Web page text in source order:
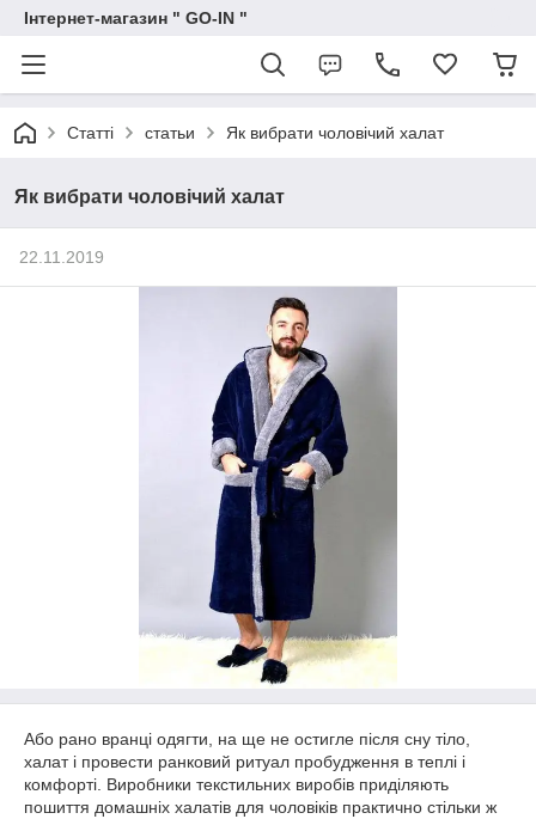
Інтернет-магазин " GO-IN "
Статті статьи Як вибрати чоловічий халат
Як вибрати чоловічий халат
22.11.2019
Або рано вранці одягти, на ще не остигле після сну тіло,
халат і провести ранковий ритуал пробудження в теплі і
комфорті. Виробники текстильних виробів приділяють
пошиття домашніх халатів для чоловіків практично стільки ж